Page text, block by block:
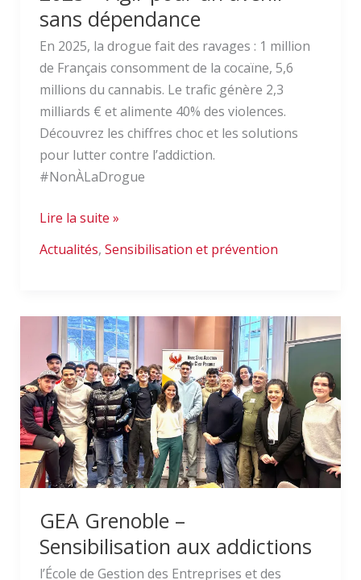
sans dépendance
En 2025, la drogue fait des ravages : 1 million
de Français consomment de la cocaïne, 5,6
millions du cannabis. Le trafic génère 2,3
milliards € et alimente 40% des violences.
Découvrez les chiffres choc et les solutions
pour lutter contre l’addiction.
#NonÀLaDrogue
avenir
sans
dépendance
Lire la suite »
Actualités, Sensibilisation et prévention
GEA Grenoble –
Sensibilisation aux addictions
l’École de Gestion des Entreprises et des
Grenoble
–
Sensibilisation
aux
addictions